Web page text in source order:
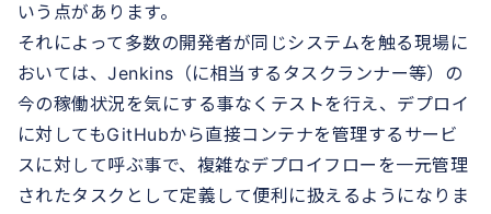
いう点があります。
それによって多数の開発者が同じシステムを触る現場に
おいては、Jenkins（に相当するタスクランナー等）の
今の稼働状況を気にする事なくテストを行え、デプロイ
に対してもGitHubから直接コンテナを管理するサービ
スに対して呼ぶ事で、複雑なデプロイフローを一元管理
されたタスクとして定義して便利に扱えるようになりま